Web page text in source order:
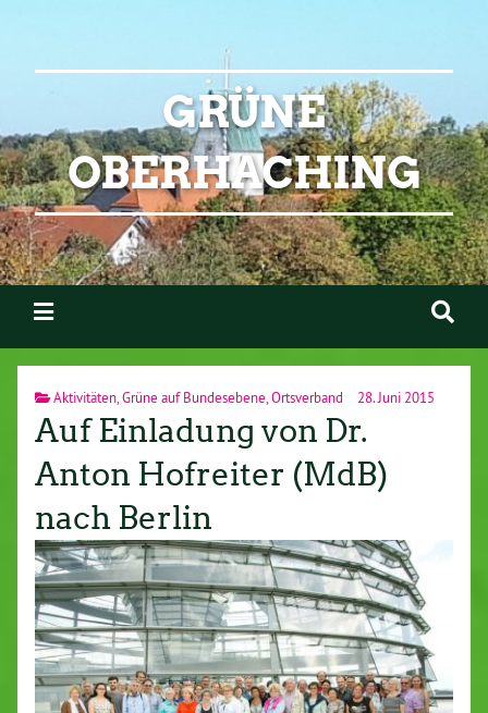
GRÜNE
OBERHACHING
Aktivitäten,Grüne auf Bundesebene,Ortsverband 28. Juni 2015
Auf Einladung von Dr.
Anton Hofreiter (MdB)
nach Berlin